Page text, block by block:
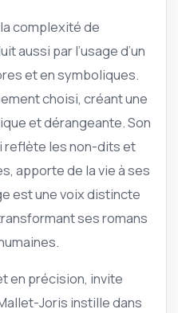
complexité de
aussi par l’usage d’un
et en symboliques.
choisi, créant une
et dérangeante. Son
reflète les non-dits et
apporte de la vie à ses
est une voix distincte
ses romans
en précision, invite
Joris instille dans